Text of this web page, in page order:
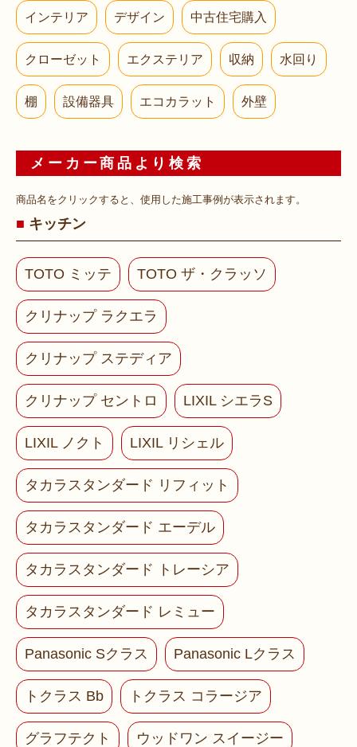
インテリア デザイン 中古住宅購入
クローゼット エクステリア 収納 水回り
棚 設備器具 エコカラット 外壁
メーカー商品より検索
商品名をクリックすると、使用した施工事例が表示されます。
キッチン
TOTO ミッテ TOTO ザ・クラッソ
クリナップ ラクエラ
クリナップ ステディア
クリナップ セントロ LIXIL シエラS
LIXIL ノクト LIXIL リシェル
タカラスタンダード リフィット
タカラスタンダード エーデル
タカラスタンダード トレーシア
タカラスタンダード レミュー
Panasonic Sクラス Panasonic Lクラス
トクラス Bb トクラス コラージア
グラフテクト ウッドワン スイージー